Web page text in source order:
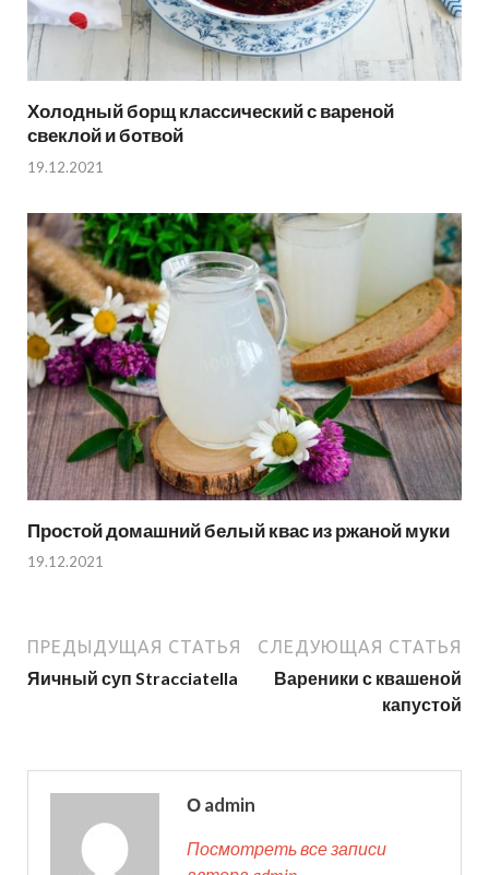
Холодный борщ классический с вареной
свеклой и ботвой
19.12.2021
Простой домашний белый квас из ржаной муки
19.12.2021
ПРЕДЫДУЩАЯ СТАТЬЯ
Яичный суп Stracciatella
СЛЕДУЮЩАЯ СТАТЬЯ
Вареники с квашеной
капустой
О admin
Посмотреть все записи